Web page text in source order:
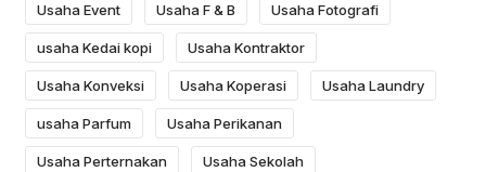
Usaha Event Usaha F & B Usaha Fotografi
usaha Kedai kopi Usaha Kontraktor
Usaha Konveksi Usaha Koperasi Usaha Laundry
usaha Parfum Usaha Perikanan
Usaha Perternakan Usaha Sekolah